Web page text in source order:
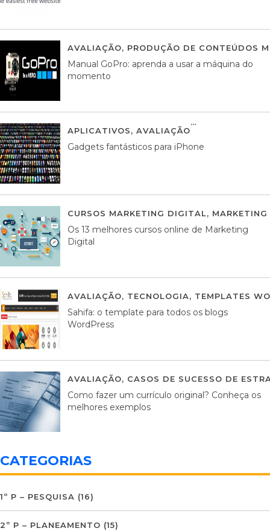
AVALIAÇÃO, PRODUÇÃO DE CONTEÚDOS
Manual GoPro: aprenda a usar a máquina do
momento
APLICATIVOS, AVALIAÇÃO
Gadgets fantásticos para iPhone
CURSOS MARKETING DIGITAL,
Os 13 melhores cursos online de Marketing
Digital
AVALIAÇÃO, TECNOLOGIA, TEMPLATES
Sahifa: o template para todos os blogs
WordPress
AVALIAÇÃO, CASOS DE SUCESSO DE
Como fazer um currículo original? Conheça os
melhores exemplos
CATEGORIAS
1º P – PESQUISA (16)
2º P – PLANEAMENTO (15)